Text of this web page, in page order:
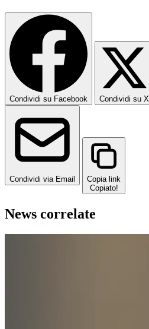
Condividi su Facebook Condividi su X
Condividi via Email
Copia link
Copiato!
News correlate